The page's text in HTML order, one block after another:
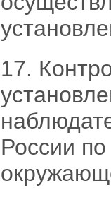
17.
России